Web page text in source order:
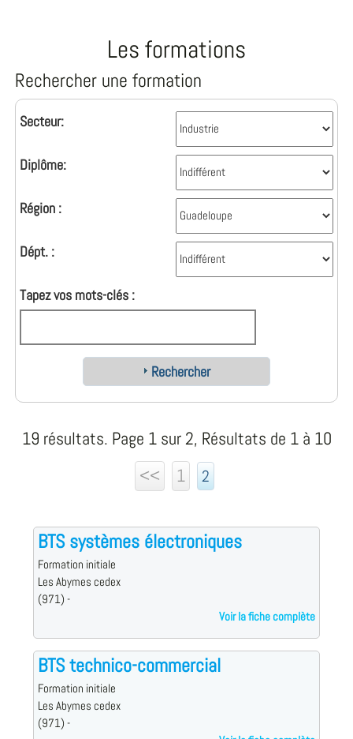
Les formations
Rechercher une formation
Secteur:
Diplôme:
Région :
Dépt. :
Tapez vos mots-clés :
Rechercher
19 résultats. Page 1 sur 2, Résultats de 1 à 10
<<
1 2
BTS systèmes électroniques
Formation initiale
Les Abymes cedex
(971) -
Voir la fiche complète
BTS technico-commercial
Formation initiale
Les Abymes cedex
(971) -